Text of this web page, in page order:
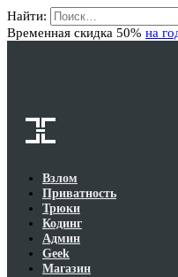
Найти:
Временная скидка 50% на
Взлом
Приватность
Трюки
Кодинг
Админ
Geek
Магазин